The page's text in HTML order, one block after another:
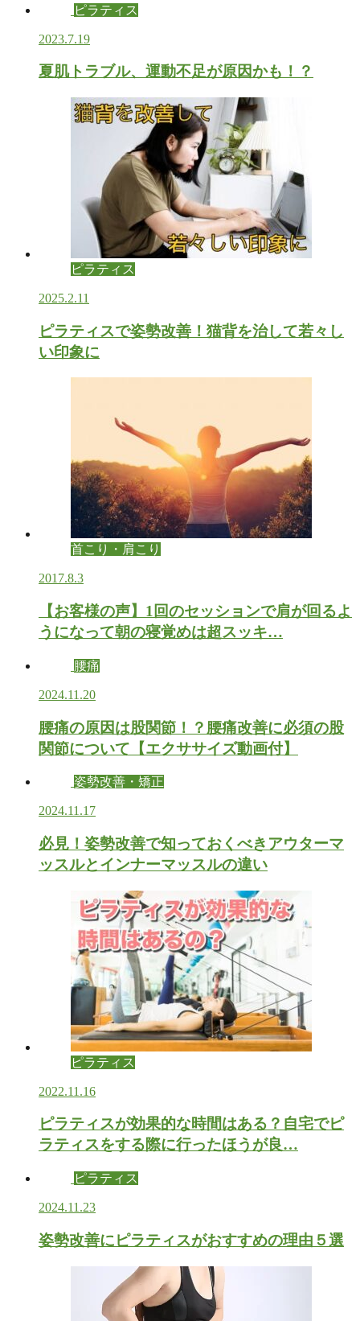
ピラティス
2023.7.19
夏肌トラブル、運動不足が原因かも！？
ピラティス
2025.2.11
ピラティスで姿勢改善！猫背を治して若々し
い印象に
首こり・肩こり
2017.8.3
【お客様の声】1回のセッションで肩が回るよ
うになって朝の寝覚めは超スッキ…
腰痛
2024.11.20
腰痛の原因は股関節！？腰痛改善に必須の股
関節について【エクササイズ動画付】
姿勢改善・矯正
2024.11.17
必見！姿勢改善で知っておくべきアウターマ
ッスルとインナーマッスルの違い
ピラティス
2022.11.16
ピラティスが効果的な時間はある？自宅でピ
ラティスをする際に行ったほうが良…
ピラティス
2024.11.23
姿勢改善にピラティスがおすすめの理由５選